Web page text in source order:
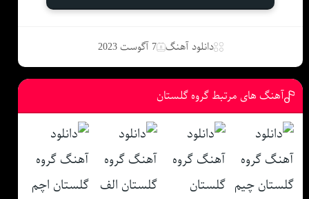
دانلود آهنگ 7 آگوست 2023
آهنگ های مرتبط گروه گلستان